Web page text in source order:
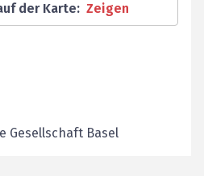
der Karte: Zeigen
Gesellschaft Basel